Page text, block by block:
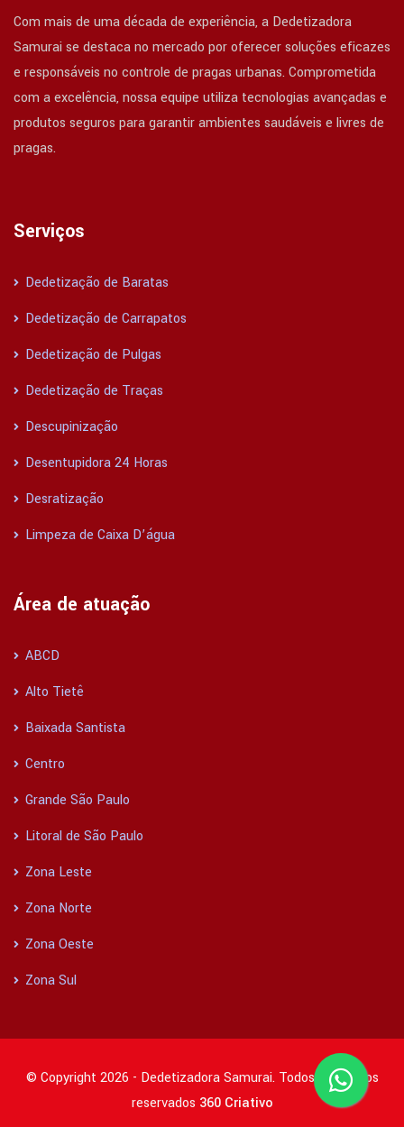
Com mais de uma década de experiência, a Dedetizadora
Samurai se destaca no mercado por oferecer soluções eficazes
e responsáveis no controle de pragas urbanas. Comprometida
com a excelência, nossa equipe utiliza tecnologias avançadas e
produtos seguros para garantir ambientes saudáveis e livres de
pragas.
Serviços
Dedetização de Baratas
Dedetização de Carrapatos
Dedetização de Pulgas
Dedetização de Traças
Descupinização
Desentupidora 24 Horas
Desratização
Limpeza de Caixa D’água
Área de atuação
ABCD
Alto Tietê
Baixada Santista
Centro
Grande São Paulo
Litoral de São Paulo
Zona Leste
Zona Norte
Zona Oeste
Zona Sul
© Copyright 2026 - Dedetizadora Samurai. Todos os direitos
reservados 360 Criativo